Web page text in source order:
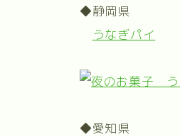
◆静岡県
うなぎパイ
◆愛知県